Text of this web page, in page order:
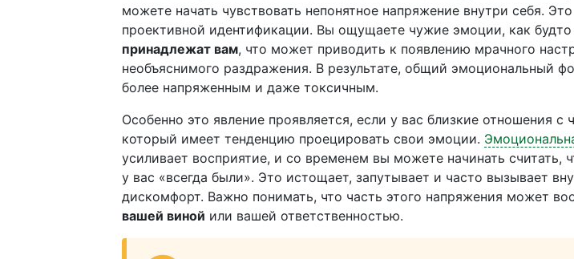
можете начать чувствовать непонятное напряжение внутри себя.
проективной идентификации. Вы ощущаете чужие эмоции, как будто
принадлежат вам, что может приводить к появлению мрачного
необъяснимого раздражения. В результате, общий эмоциональный
более напряженным и даже токсичным.
Особенно это явление проявляется, если у вас близкие отношения с
который имеет тенденцию проецировать свои эмоции.
усиливает восприятие, и со временем вы можете начинать считать,
у вас «всегда были». Это истощает, запутывает и часто вызывает
дискомфорт. Важно понимать, что часть этого напряжения может
вашей виной или вашей ответственностью.